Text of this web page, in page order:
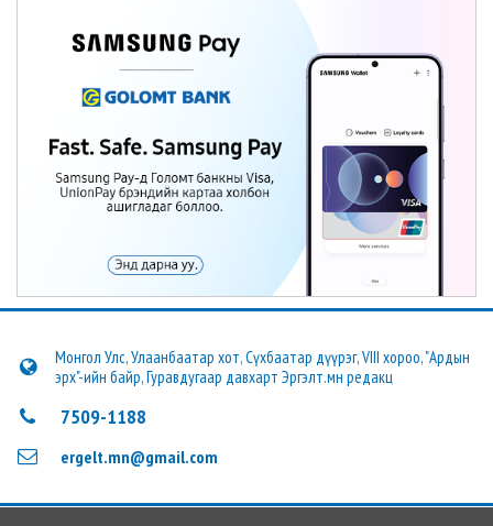
Монгол Улс, Улаанбаатар хот, Сүхбаатар дүүрэг, VIII хороо, "Ардын
эрх"-ийн байр, Гуравдугаар давхарт Эргэлт.мн редакц
7509-1188
ergelt.mn@gmail.com